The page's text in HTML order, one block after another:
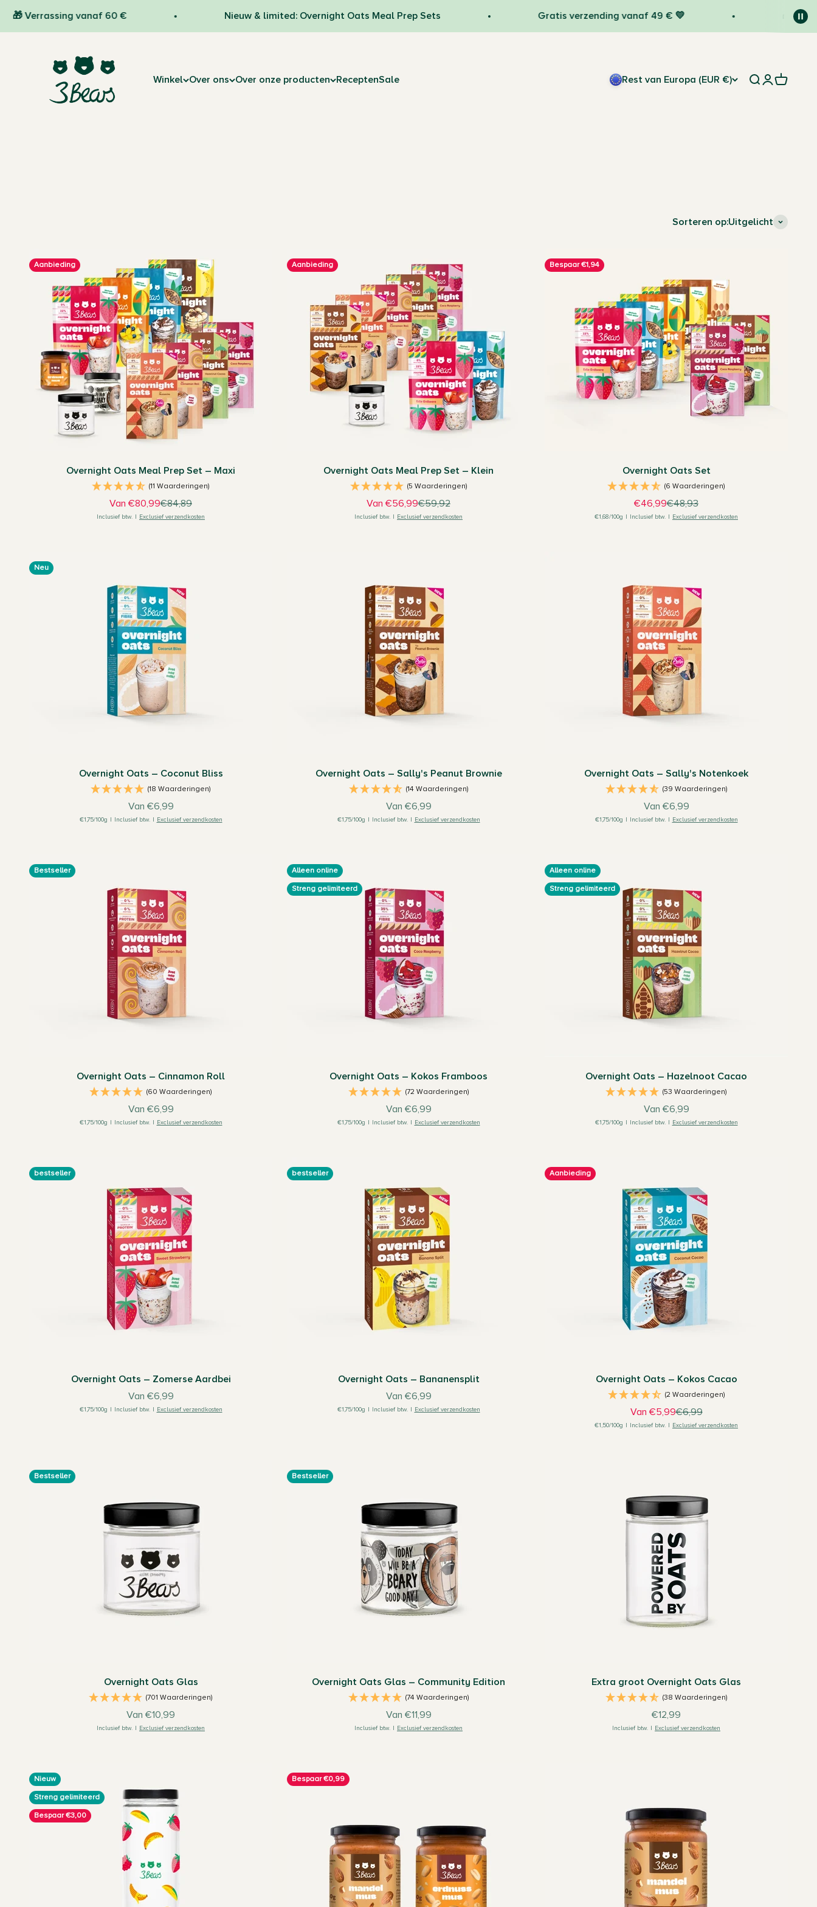
vanaf 60 € Nieuw & limited: Overnight Oats Meal Prep Sets Gratis verzending vanaf 49 € 💛 🎁
Winkel Over ons Over onze producten ReceptenSale Rest van Europa (EUR €) Zoeken openen
Sorteren op:Uitgelicht
Aanbieding
Overnight Oats Meal Prep Set – Maxi
(11 Waarderingen)
Aanbiedingsprijs
Van €80,99Normale prijs
€84,89
Inclusief btw. Exclusief verzendkosten
Aanbieding
Overnight Oats Meal Prep Set – Klein
(5 Waarderingen)
Aanbiedingsprijs
Van €56,99Normale prijs
€59,92
Inclusief btw. Exclusief verzendkosten
Bespaar €1,94
Overnight Oats Set
(6 Waarderingen)
Aanbiedingsprijs
€46,99Normale prijs
€48,93
€1,68/100g Inclusief btw. Exclusief verzendkosten
Neu
Overnight Oats – Coconut Bliss
(18 Waarderingen)
Aanbiedingsprijs
Van €6,99
€1,75/100g Inclusief btw. Exclusief verzendkosten
Overnight Oats – Sally's Peanut Brownie
(14 Waarderingen)
Aanbiedingsprijs
Van €6,99
€1,75/100g Inclusief btw. Exclusief verzendkosten
Overnight Oats – Sally's Notenkoek
(39 Waarderingen)
Aanbiedingsprijs
Van €6,99
€1,75/100g Inclusief btw. Exclusief verzendkosten
Bestseller
Overnight Oats – Cinnamon Roll
(60 Waarderingen)
Aanbiedingsprijs
Van €6,99
€1,75/100g Inclusief btw. Exclusief verzendkosten
Alleen online
Streng gelimiteerd
Overnight Oats – Kokos Framboos
(72 Waarderingen)
Aanbiedingsprijs
Van €6,99
€1,75/100g Inclusief btw. Exclusief verzendkosten
Alleen online
Streng gelimiteerd
Overnight Oats – Hazelnoot Cacao
(53 Waarderingen)
Aanbiedingsprijs
Van €6,99
€1,75/100g Inclusief btw. Exclusief verzendkosten
bestseller
Overnight Oats – Zomerse Aardbei
Aanbiedingsprijs
Van €6,99
€1,75/100g Inclusief btw. Exclusief verzendkosten
bestseller
Overnight Oats – Bananensplit
Aanbiedingsprijs
Van €6,99
€1,75/100g Inclusief btw. Exclusief verzendkosten
Aanbieding
Overnight Oats – Kokos Cacao
(2 Waarderingen)
Aanbiedingsprijs
Van €5,99Normale prijs
€6,99
€1,50/100g Inclusief btw. Exclusief verzendkosten
Bestseller
Overnight Oats Glas
(701 Waarderingen)
Aanbiedingsprijs
Van €10,99
Inclusief btw. Exclusief verzendkosten
Bestseller
Overnight Oats Glas – Community Edition
(74 Waarderingen)
Aanbiedingsprijs
Van €11,99
Inclusief btw. Exclusief verzendkosten
Extra groot Overnight Oats Glas
(38 Waarderingen)
Aanbiedingsprijs
€12,99
Inclusief btw. Exclusief verzendkosten
Nieuw
Streng gelimiteerd
Bespaar €3,00
Bespaar €0,99